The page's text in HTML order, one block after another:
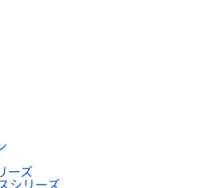
ーズ
シリーズ